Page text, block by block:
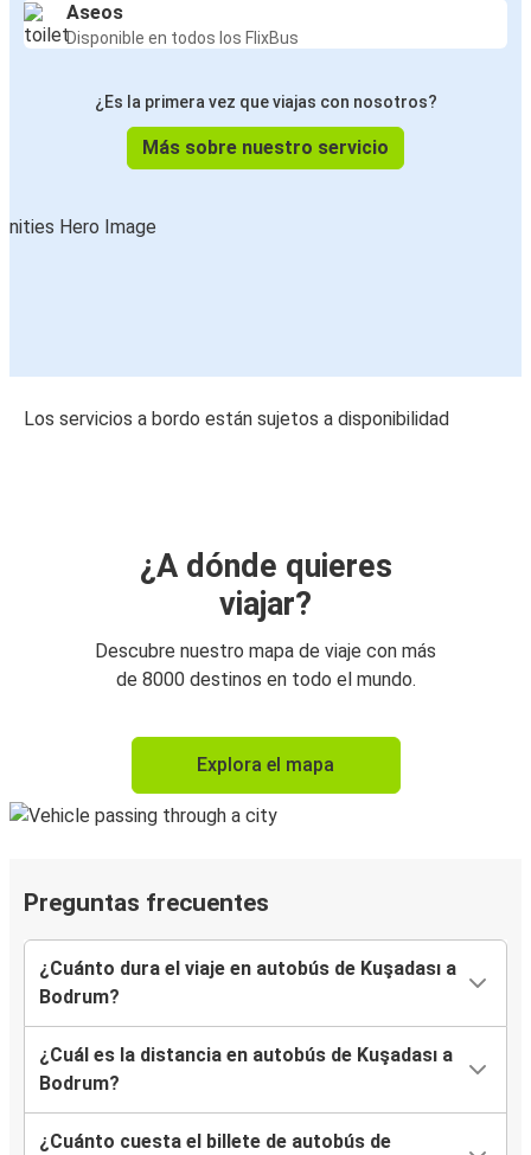
Aseos
Disponible en todos los FlixBus
¿Es la primera vez que viajas con nosotros?
Más sobre nuestro servicio
Los servicios a bordo están sujetos a disponibilidad
¿A dónde quieres
viajar?
Descubre nuestro mapa de viaje con más
de 8000 destinos en todo el mundo.
Explora el mapa
Preguntas frecuentes
¿Cuánto dura el viaje en autobús de Kuşadası a
Bodrum?
¿Cuál es la distancia en autobús de Kuşadası a
Bodrum?
¿Cuánto cuesta el billete de autobús de